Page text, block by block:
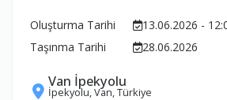
Oluşturma Tarihi
13.06.2026 -
Taşınma Tarihi
28.06.2026
Van İpekyolu
İpekyolu, Van, Türkiye